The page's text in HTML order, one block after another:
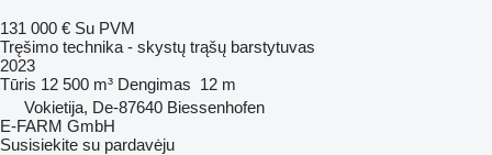
131 000 € Su PVM
Tręšimo technika - skystų trąšų barstytuvas
2023
Tūris 12 500 m³ Dengimas 12 m
Vokietija, De-87640 Biessenhofen
E-FARM GmbH
Susisiekite su pardavėju